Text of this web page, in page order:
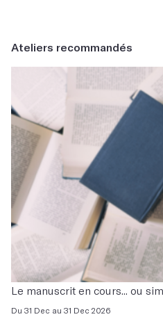
Ateliers recommandés
Le manuscrit en cours... ou
Du 31 Dec au 31 Dec 2026